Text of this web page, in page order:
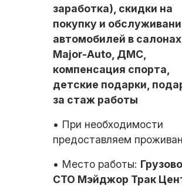
заработка), скидки на
покупку и
автомобилей в салонах
Маjоr-Аutо, ДМС,
компенсация спорта,
детские подарки,
за стаж работы
• При необходимости
предоставляем
• Место работы:
СТО Мэйджор Трак